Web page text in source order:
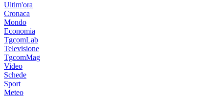
Ultim'ora
Cronaca
Mondo
Economia
TgcomLab
Televisione
TgcomMag
Video
Schede
Sport
Meteo